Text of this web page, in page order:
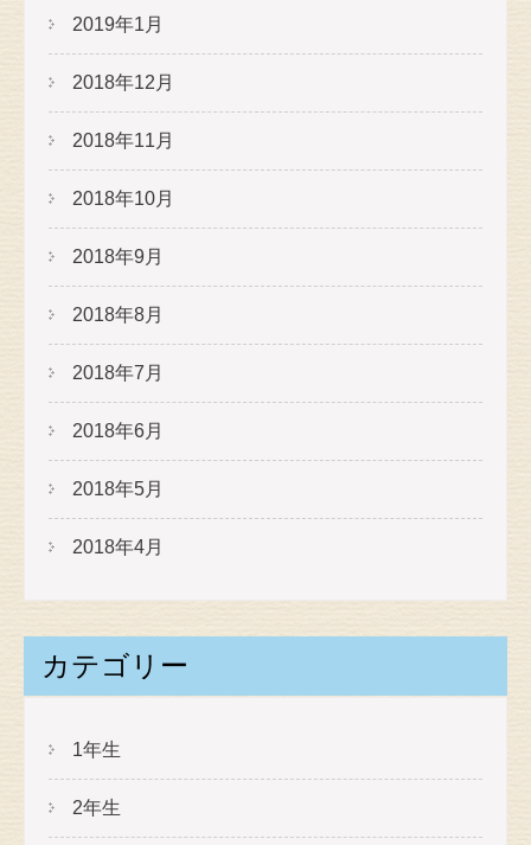
2019年1月
2018年12月
2018年11月
2018年10月
2018年9月
2018年8月
2018年7月
2018年6月
2018年5月
2018年4月
カテゴリー
1年生
2年生